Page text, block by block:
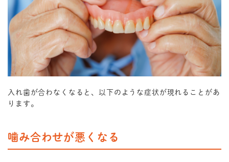
入れ歯が合わなくなると、以下のような症状が現れることがあ
ります。
噛み合わせが悪くなる